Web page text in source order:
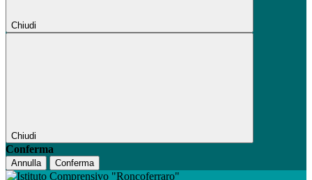
Chiudi
Chiudi
Conferma
Annulla Conferma